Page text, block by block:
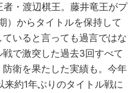
・渡辺棋王。藤井竜王がプ
）からタイトルを保持して
いると言っても過言ではな
で激突した過去3回すべて
衛を果たした実績も。今年
約1年ぶりのタイトル戦に